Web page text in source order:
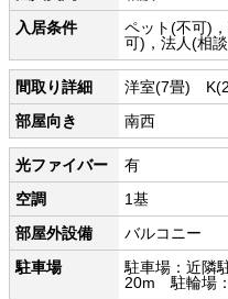
入居条件
ペット(不可)
可)，法人(相
間取り詳細
洋室(7畳)
部屋向き
南西
光ファイバー
有
空調
1基
部屋外設備
バルコニー
駐車場
駐車場：近
20m 駐輪場